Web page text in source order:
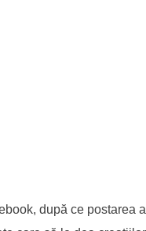
după ce postarea